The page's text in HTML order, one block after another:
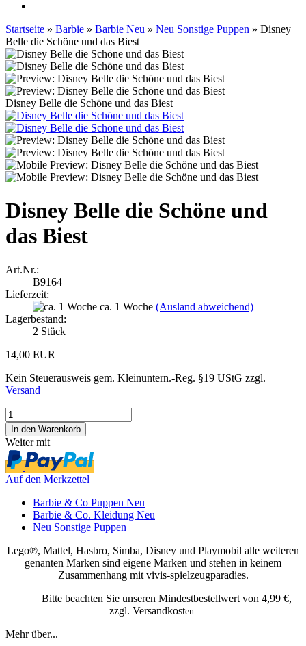
Startseite » Barbie » Barbie Neu » Neu Sonstige Puppen » Disney
Belle die Schöne und das Biest
Disney Belle die Schöne und das Biest
Disney Belle die Schöne und
das Biest
Art.Nr.:
B9164
Lieferzeit:
ca. 1 Woche (Ausland abweichend)
Lagerbestand:
2 Stück
14,00 EUR
Kein Steuerausweis gem. Kleinuntern.-Reg. §19 UStG zzgl.
Versand
Weiter mit
Auf den Merkzettel
Barbie & Co Puppen Neu
Barbie & Co. Kleidung Neu
Neu Sonstige Puppen
Lego℗, Mattel, Hasbro, Simba, Disney und Playmobil alle weiteren
genanten Marken sind eigene Marken und stehen in keinem
Zusammenhang mit vivis-spielzeugparadies.
Bitte beachten Sie unseren Mindestbestellwert von 4,99 €,
zzgl. Versandkosten.
Mehr über...